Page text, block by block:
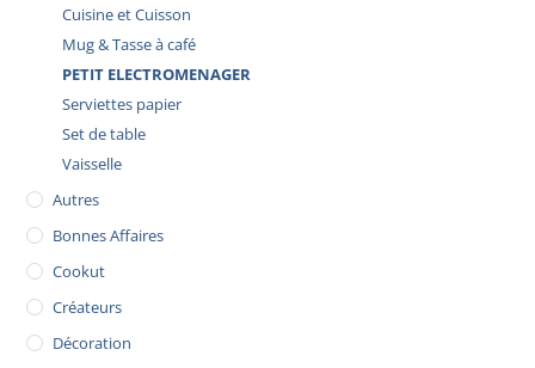
Cuisine et Cuisson
Mug & Tasse à café
PETIT ELECTROMENAGER
Serviettes papier
Set de table
Vaisselle
Autres
Bonnes Affaires
Cookut
Créateurs
Décoration